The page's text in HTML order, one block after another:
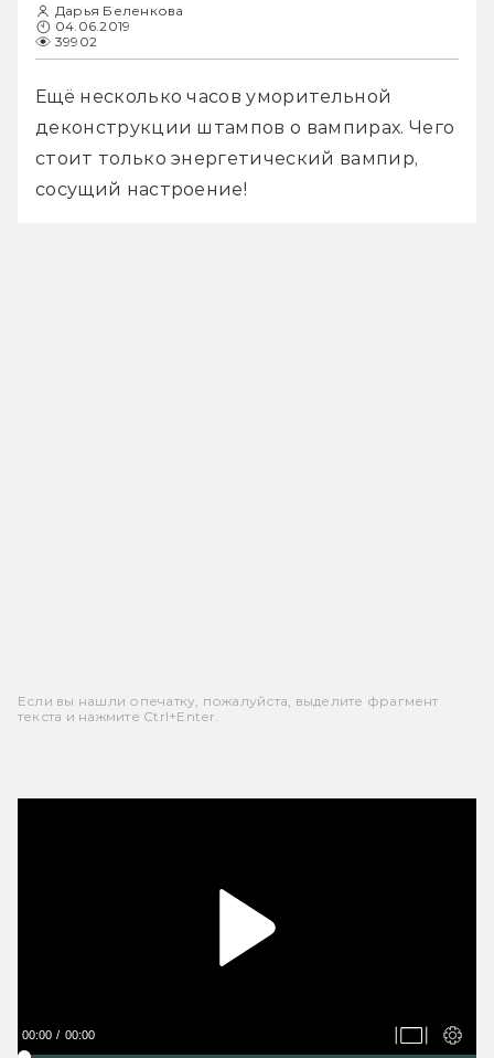
Дарья Беленкова
04.06.2019
39902
Ещё несколько часов уморительной
деконструкции штампов о вампирах. Чего
стоит только энергетический вампир,
сосущий настроение!
Если вы нашли опечатку, пожалуйста, выделите фрагмент
текста и нажмите Ctrl+Enter.
00:00 00:00